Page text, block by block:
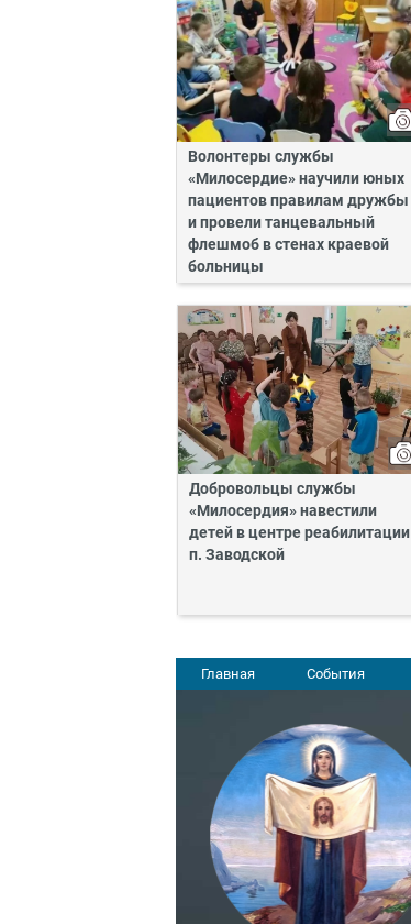
Волонтеры службы
«Милосердие» научили юных
пациентов правилам дружбы
и провели танцевальный
флешмоб в стенах краевой
больницы
Добровольцы службы
«Милосердия» навестили
детей в центре реабилитации
п. Заводской
Главная События